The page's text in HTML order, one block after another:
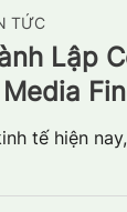
TỨC
Lập
tế hiện